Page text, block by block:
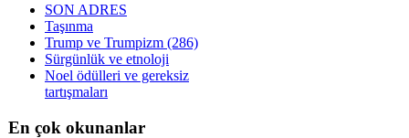
SON ADRES
Taşınma
Trump ve Trumpizm (286)
Sürgünlük ve etnoloji
Noel ödülleri ve gereksiz
tartışmaları
En çok okunanlar